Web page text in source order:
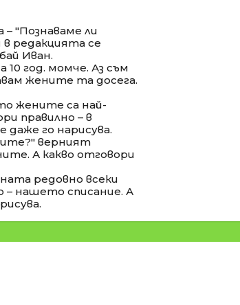
"Познаваме ли
редакцията се
Иван.
год. момче. Аз съм
жените та досега.
жените са най-
правилно – в
го нарисува.
верният
А какво отговори
редовно всеки
– нашето списание. А